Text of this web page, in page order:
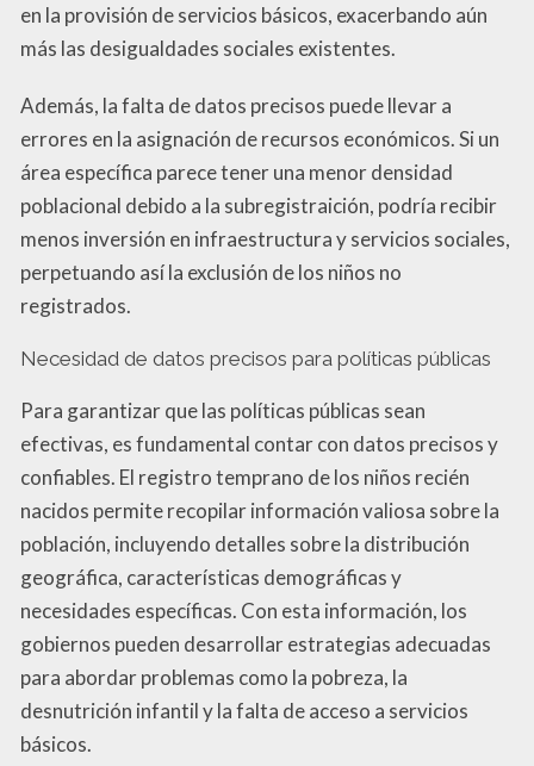
en la provisión de servicios básicos, exacerbando aún
más las desigualdades sociales existentes.
Además, la falta de datos precisos puede llevar a
errores en la asignación de recursos económicos. Si un
área específica parece tener una menor densidad
poblacional debido a la subregistraición, podría recibir
menos inversión en infraestructura y servicios sociales,
perpetuando así la exclusión de los niños no
registrados.
Necesidad de datos precisos para políticas públicas
Para garantizar que las políticas públicas sean
efectivas, es fundamental contar con datos precisos y
confiables. El registro temprano de los niños recién
nacidos permite recopilar información valiosa sobre la
población, incluyendo detalles sobre la distribución
geográfica, características demográficas y
necesidades específicas. Con esta información, los
gobiernos pueden desarrollar estrategias adecuadas
para abordar problemas como la pobreza, la
desnutrición infantil y la falta de acceso a servicios
básicos.